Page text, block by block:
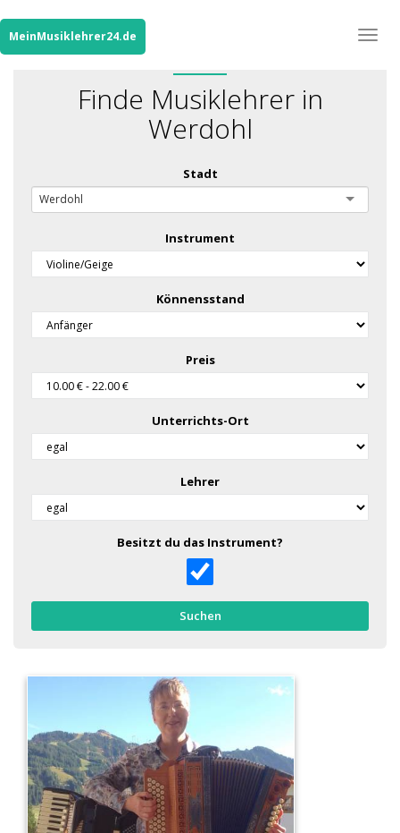
MeinMusiklehrer24.de
Finde Musiklehrer in
Werdohl
Stadt
Werdohl
Instrument
Könnensstand
Preis
Unterrichts-Ort
Lehrer
Besitzt du das Instrument?
Suchen